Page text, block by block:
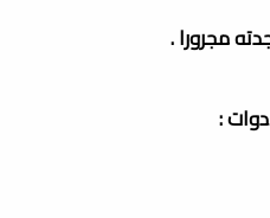
مجرورا .
: